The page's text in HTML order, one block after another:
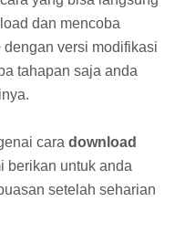
dan mencoba
versi modifikasi
tahapan saja anda
cara download
berikan untuk anda
setelah seharian